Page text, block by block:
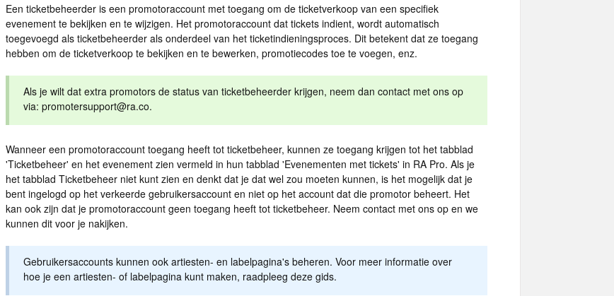
Een ticketbeheerder is een promotoraccount met toegang om de ticketverkoop van een specifiek
evenement te bekijken en te wijzigen. Het promotoraccount dat tickets indient, wordt automatisch
toegevoegd als ticketbeheerder als onderdeel van het ticketindieningsproces. Dit betekent dat ze toegang
hebben om de ticketverkoop te bekijken en te bewerken, promotiecodes toe te voegen, enz.
Als je wilt dat extra promotors de status van ticketbeheerder krijgen, neem dan contact met ons op
via: promotersupport@ra.co.
Wanneer een promotoraccount toegang heeft tot ticketbeheer, kunnen ze toegang krijgen tot het tabblad
'Ticketbeheer' en het evenement zien vermeld in hun tabblad 'Evenementen met tickets' in RA Pro. Als je
het tabblad Ticketbeheer niet kunt zien en denkt dat je dat wel zou moeten kunnen, is het mogelijk dat je
bent ingelogd op het verkeerde gebruikersaccount en niet op het account dat die promotor beheert. Het
kan ook zijn dat je promotoraccount geen toegang heeft tot ticketbeheer. Neem contact met ons op en we
kunnen dit voor je nakijken.
Gebruikersaccounts kunnen ook artiesten- en labelpagina's beheren. Voor meer informatie over
hoe je een artiesten- of labelpagina kunt maken, raadpleeg deze gids.